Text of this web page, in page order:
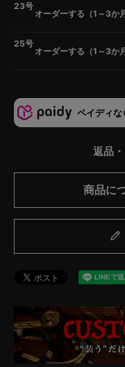
23号
オーダーする（1～3か
25号
オーダーする（1～3か
ペイディな
返品
商品に